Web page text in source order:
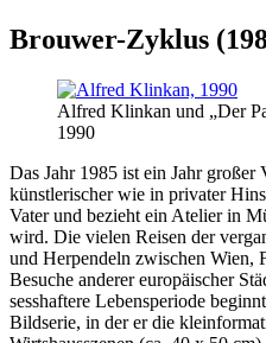
Brouwer-Zyklus
Alfred Klinkan und „Der
1990
Das Jahr 1985 ist ein Jahr
künstlerischer wie in privater
Vater und bezieht ein Atelier in
wird. Die vielen Reisen der
und Herpendeln zwischen Wien,
Besuche anderer europäischer
sesshaftere Lebensperiode
Bildserie, in der er die